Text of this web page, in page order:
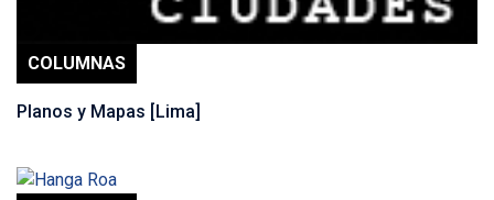
COLUMNAS
Planos y Mapas [Lima]